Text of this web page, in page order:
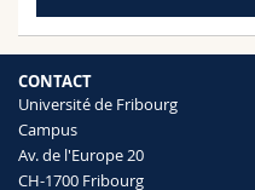
CONTACT
Université de Fribourg
Campus
Av. de l'Europe 20
CH-1700 Fribourg